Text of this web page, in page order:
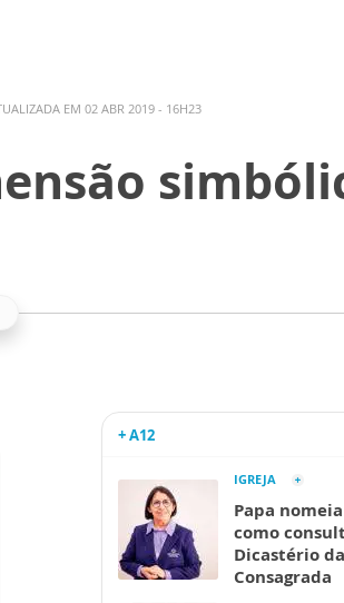
EM 02 ABR 2019 - 16H23
+ A12
IGREJA
Papa
como
Dicastério
Consagrada